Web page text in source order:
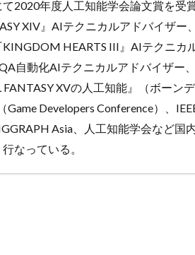
2020年度人工知能学会論文賞を受賞
XIV』AIテクニカルアドバイザ
HEARTS III』AIテクニカ
自動化AIテクニカルアドバイザー
XVの人工知能』（ボーン
Game Developers Conference）、
Asia、人工知能学会など
なっている。